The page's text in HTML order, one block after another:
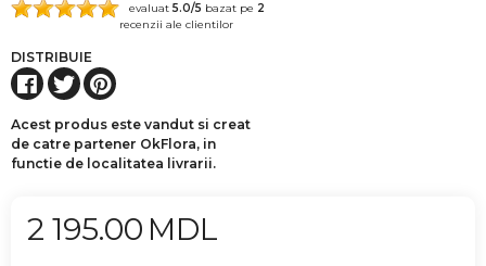
evaluat 5.0/5 bazat pe 2
recenzii ale clientilor
DISTRIBUIE
Acest produs este vandut si creat
de catre partener OkFlora, in
functie de localitatea livrarii.
2 195.00 MDL